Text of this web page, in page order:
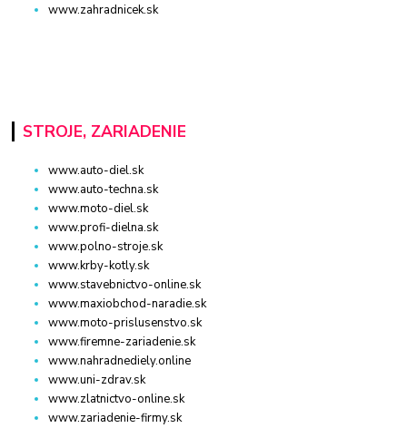
www.zahradnicek.sk
STROJE, ZARIADENIE
www.auto-diel.sk
www.auto-techna.sk
www.moto-diel.sk
www.profi-dielna.sk
www.polno-stroje.sk
www.krby-kotly.sk
www.stavebnictvo-online.sk
www.maxiobchod-naradie.sk
www.moto-prislusenstvo.sk
www.firemne-zariadenie.sk
www.nahradnediely.online
www.uni-zdrav.sk
www.zlatnictvo-online.sk
www.zariadenie-firmy.sk